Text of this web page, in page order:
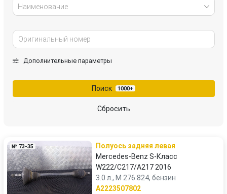
Vito X-Класс
Наименование
Дополнительные параметры
Поиск 1000+
Сбросить
№ 73-35
Полуось задняя левая
Mercedes-Benz S-Класс
W222/C217/A217 2016
3.0 л., M 276.824, бензин
A2223507802